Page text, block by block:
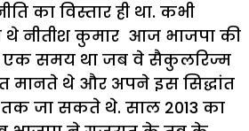
का विस्तार ही था. कभी
थे नीतीश कुमार आज भाजपा की
एक समय था जब वे सैकुलरिज्म
मानते थे और अपने इस सिद्धांत
तक जा सकते थे. साल 2013 का